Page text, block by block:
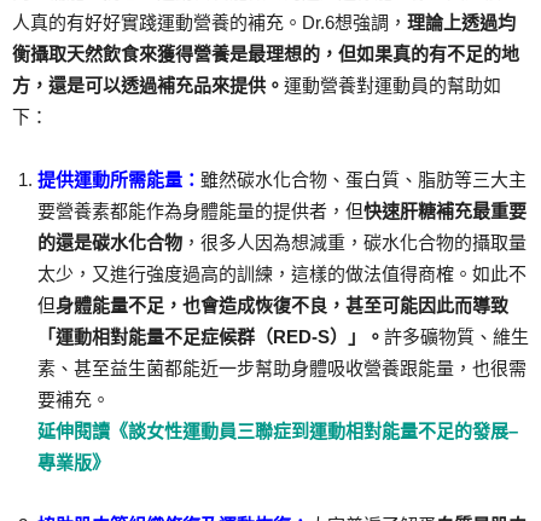
人真的有好好實踐運動營養的補充。Dr.6想強調， 理論上透過均
衡攝取天然飲食來獲得營養是最理想的，但如果真的有不足的地
方，還是可以透過補充品來提供。 運動營養對運動員的幫助如
下：
提供運動所需能量： 雖然碳水化合物、蛋白質、脂肪等三大主
要營養素都能作為身體能量的提供者，但快速肝糖補充最重要
的還是碳水化合物 ，很多人因為想減重，碳水化合物的攝取量
太少，又進行強度過高的訓練，這樣的做法值得商榷。如此不
但身體能量不足，也會造成恢復不良，甚至可能因此而導致
「運動相對能量不足症候群（RED-S）」。 許多礦物質、維生
素、甚至益生菌都能近一步幫助身體吸收營養跟能量，也很需
要補充。
延伸閱讀《談女性運動員三聯症到運動相對能量不足的發展–
專業版》